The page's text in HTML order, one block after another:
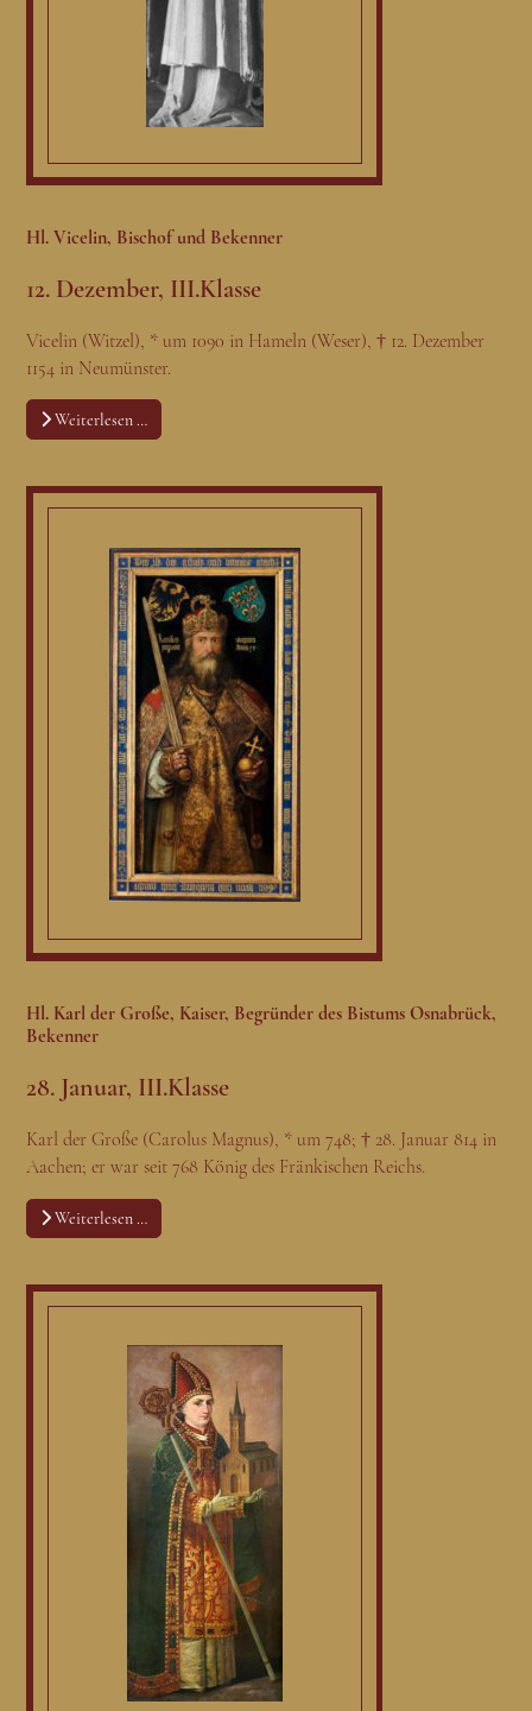
Hl. Vicelin, Bischof und Bekenner
12. Dezember, III.Klasse
Vicelin (Witzel), * um 1090 in Hameln (Weser), † 12. Dezember
1154 in Neumünster.
Weiterlesen …
Hl. Karl der Große, Kaiser, Begründer des Bistums Osnabrück,
Bekenner
28. Januar, III.Klasse
Karl der Große (Carolus Magnus), * um 748; † 28. Januar 814 in
Aachen; er war seit 768 König des Fränkischen Reichs.
Weiterlesen …